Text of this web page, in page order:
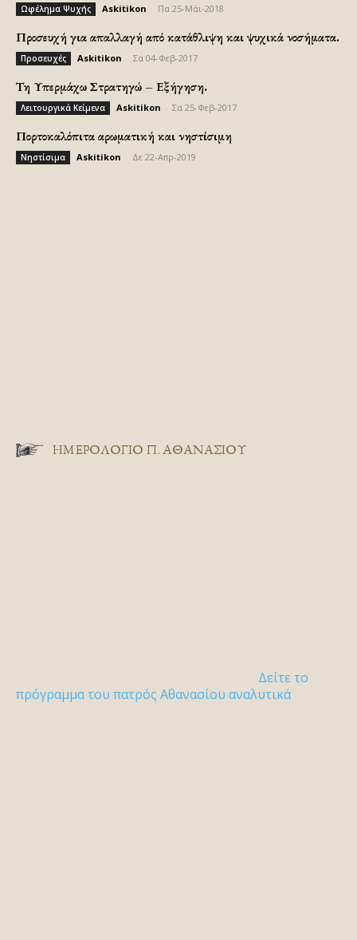
Ωφέλημα Ψυχής Askitikon Πα 25-Μάι-2018
Προσευχή για απαλλαγή από κατάθλιψη και ψυχικά νοσήματα.
Προσευχές Askitikon Σα 04-Φεβ-2017
Τη Υπερμάχω Στρατηγώ – Εξήγηση.
Λειτουργικά Κείμενα Askitikon Σα 25-Φεβ-2017
Πορτοκαλόπιτα αρωματική και νηστίσιμη
Νηστίσιμα Askitikon Δε 22-Απρ-2019
ΗΜΕΡΟΛΟΓΙΟ Π. ΑΘΑΝΑΣΙΟΥ
Δείτε το
πρόγραμμα του πατρός Αθανασίου αναλυτικά